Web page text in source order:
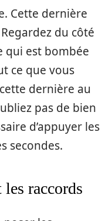
Cette dernière
du côté
qui est bombée
ce que vous
dernière au
pas de bien
d’appuyer les
secondes.
raccords